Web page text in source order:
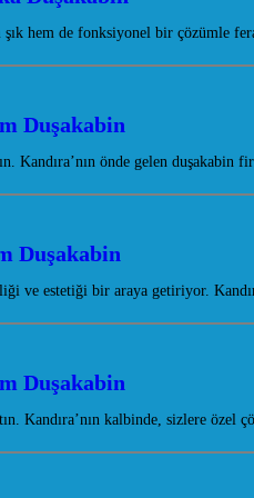
hem de fonksiyonel bir çözümle
Duşakabin
önde gelen duşakabin
Duşakabin
ve estetiği bir araya getiriyor.
Duşakabin
Kandıra’nın kalbinde, sizlere özel